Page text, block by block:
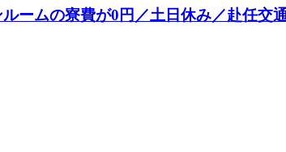
ームの寮費が0円／土日休み／赴任交